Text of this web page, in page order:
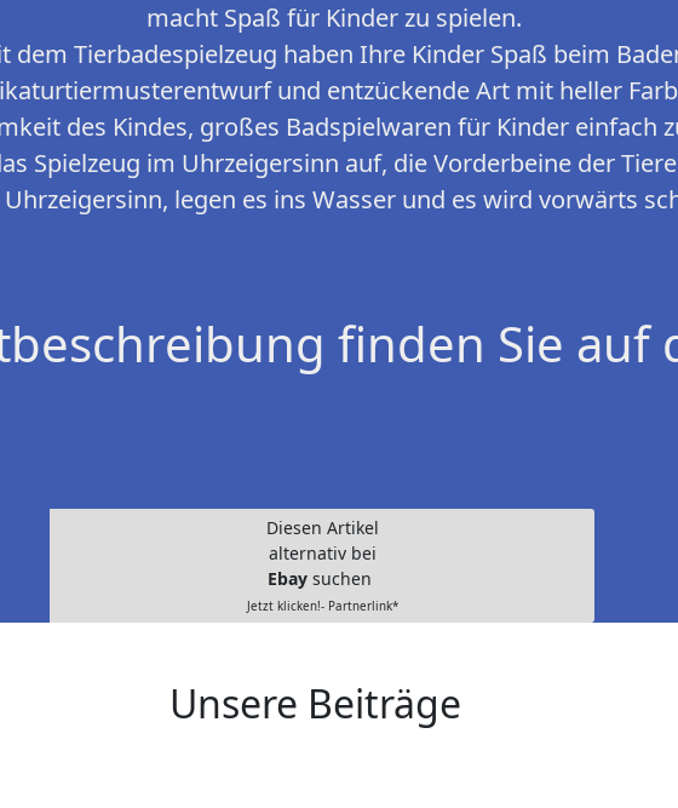
macht Spaß für Kinder zu spielen.
dem Tierbadespielzeug haben Ihre Kinder Spaß beim
und entzückende Art mit heller
des Kindes, großes Badspielwaren für Kinder einfach
Spielzeug im Uhrzeigersinn auf, die Vorderbeine der
legen es ins Wasser und es wird vorwärts
finden Sie auf
Diesen Artikel
alternativ bei
Ebay suchen
Jetzt klicken!- Partnerlink*
Unsere Beiträge